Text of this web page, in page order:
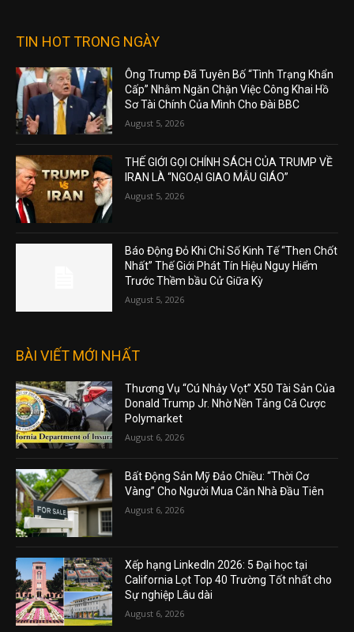
TIN HOT TRONG NGÀY
Ông Trump Đã Tuyên Bố “Tình Trạng Khẩn
Cấp” Nhằm Ngăn Chặn Việc Công Khai Hồ
Sơ Tài Chính Của Mình Cho Đài BBC
August 5, 2026
THẾ GIỚI GỌI CHÍNH SÁCH CỦA TRUMP VỀ
IRAN LÀ “NGOẠI GIAO MẪU GIÁO”
August 5, 2026
Báo Động Đỏ Khi Chỉ Số Kinh Tế “Then Chốt
Nhất” Thế Giới Phát Tín Hiệu Nguy Hiểm
Trước Thềm bầu Cử Giữa Kỳ
August 5, 2026
BÀI VIẾT MỚI NHẤT
Thương Vụ “Cú Nhảy Vọt” X50 Tài Sản Của
Donald Trump Jr. Nhờ Nền Tảng Cá Cược
Polymarket
August 6, 2026
Bất Động Sản Mỹ Đảo Chiều: “Thời Cơ
Vàng” Cho Người Mua Căn Nhà Đầu Tiên
August 6, 2026
Xếp hạng LinkedIn 2026: 5 Đại học tại
California Lọt Top 40 Trường Tốt nhất cho
Sự nghiệp Lâu dài
August 6, 2026